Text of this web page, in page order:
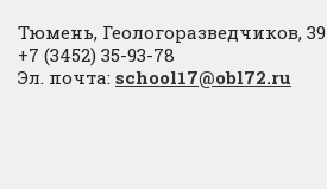
Тюмень, Геологоразведчиков, 39
+7 (3452) 35-93-78
Эл. почта: school17@obl72.ru